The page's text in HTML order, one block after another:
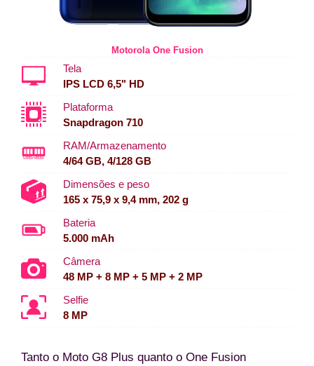
Motorola One Fusion
Tela
IPS LCD 6,5" HD
Plataforma
Snapdragon 710
RAM/Armazenamento
4/64 GB, 4/128 GB
Dimensões e peso
165 x 75,9 x 9,4 mm, 202 g
Bateria
5.000 mAh
Câmera
48 MP + 8 MP + 5 MP + 2 MP
Selfie
8 MP
Tanto o Moto G8 Plus quanto o One Fusion